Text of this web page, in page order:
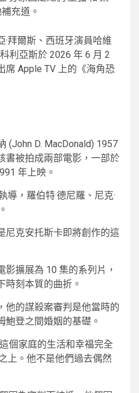
充道。
·拜爾斯、西班牙演員哈維
利亞斯於 2026 年 6 月 2
席 Apple TV 上的《海角恐
(John D. MacDonald) 1957
書被拍成兩部電影，一部於
年上映。
導，羅伯特·德尼羅、尼克·
尼克安托斯卡即將創作的這
擴展為 10 集的系列片，
時刻本質的曲折。
他的謀殺案審判是他當時的
鮑登之間婚姻的基礎。
個家庭的生活和幸福完全
上。他不是他們過去偶然